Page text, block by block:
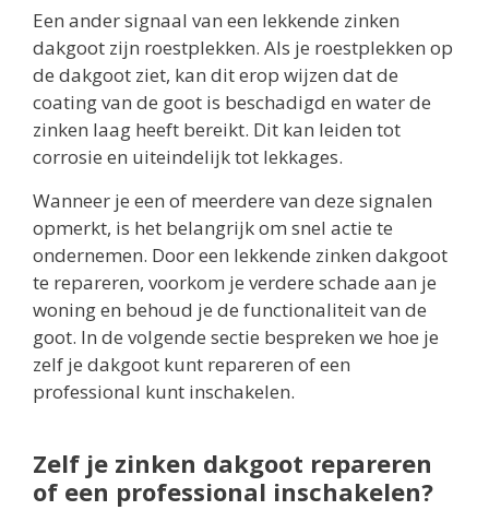
Een ander signaal van een lekkende zinken
dakgoot zijn roestplekken. Als je roestplekken op
de dakgoot ziet, kan dit erop wijzen dat de
coating van de goot is beschadigd en water de
zinken laag heeft bereikt. Dit kan leiden tot
corrosie en uiteindelijk tot lekkages.
Wanneer je een of meerdere van deze signalen
opmerkt, is het belangrijk om snel actie te
ondernemen. Door een lekkende zinken dakgoot
te repareren, voorkom je verdere schade aan je
woning en behoud je de functionaliteit van de
goot. In de volgende sectie bespreken we hoe je
zelf je dakgoot kunt repareren of een
professional kunt inschakelen.
Zelf je zinken dakgoot repareren
of een professional inschakelen?